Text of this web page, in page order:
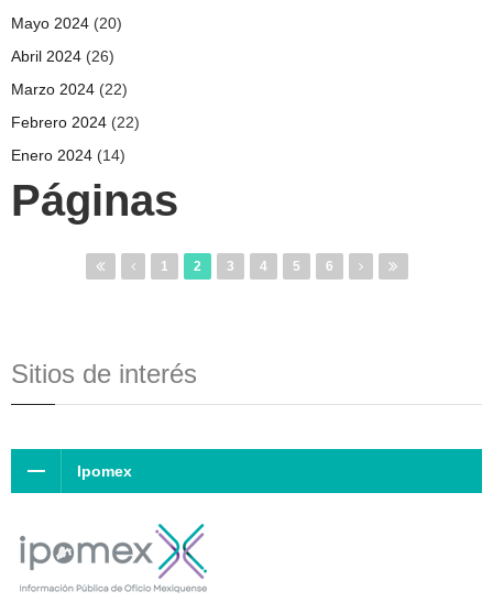
Mayo 2024 (20)
Abril 2024 (26)
Marzo 2024 (22)
Febrero 2024 (22)
Enero 2024 (14)
Páginas
1 2 3 4 5 6
Sitios de interés
Ipomex